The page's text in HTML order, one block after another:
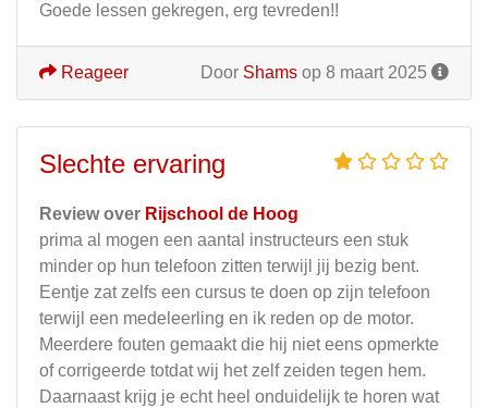
Goede lessen gekregen, erg tevreden!!
Door Shams op 8 maart 2025
Reageer
Slechte ervaring
Review over Rijschool de Hoog
prima al mogen een aantal instructeurs een stuk
minder op hun telefoon zitten terwijl jij bezig bent.
Eentje zat zelfs een cursus te doen op zijn telefoon
terwijl een medeleerling en ik reden op de motor.
Meerdere fouten gemaakt die hij niet eens opmerkte
of corrigeerde totdat wij het zelf zeiden tegen hem.
Daarnaast krijg je echt heel onduidelijk te horen wat